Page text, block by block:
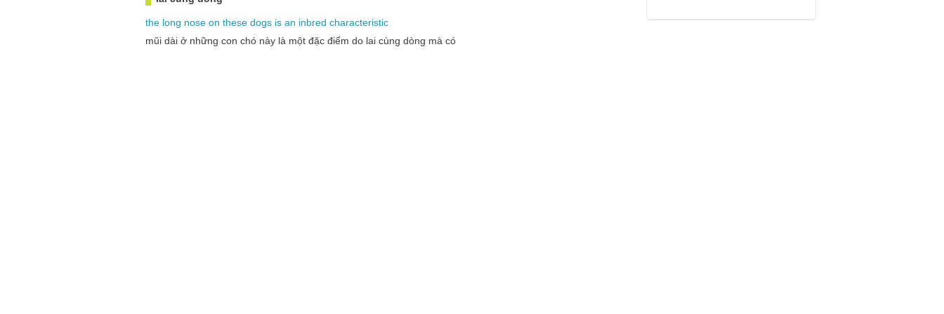
the long nose on these dogs is an inbred characteristic
mũi dài ở những con chó này là một đặc điểm do lai cùng dòng mà có